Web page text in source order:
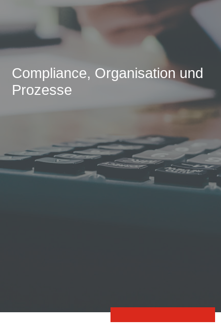
Compliance, Organisation und
Prozesse